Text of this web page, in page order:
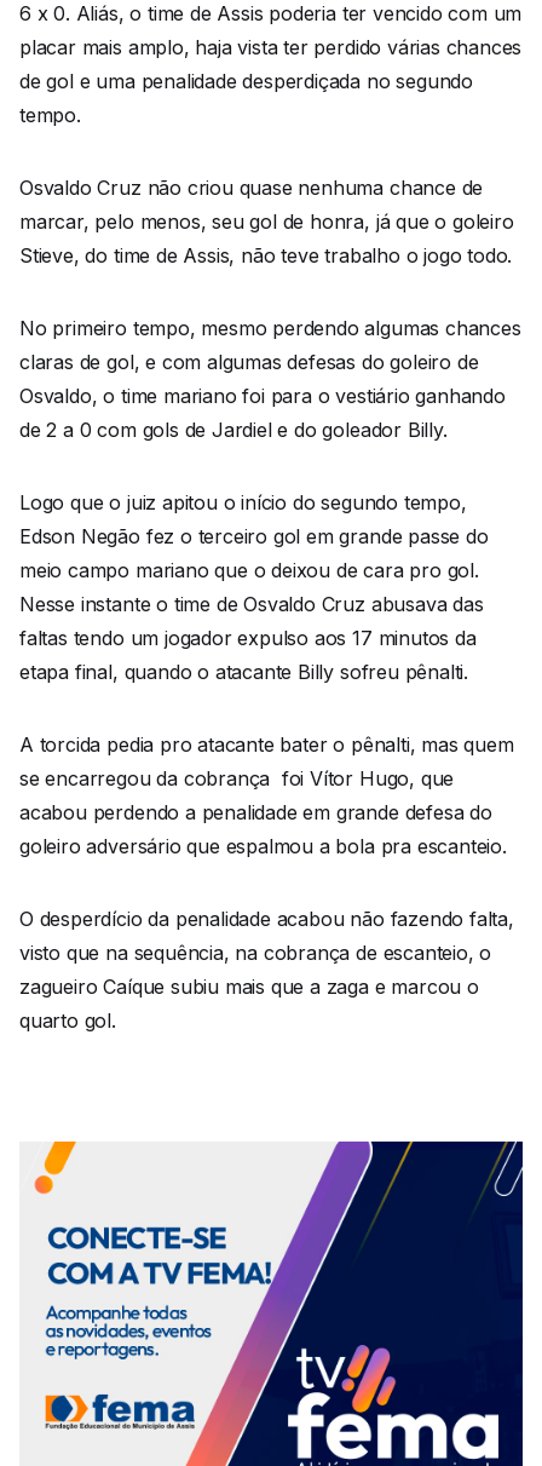
6 x 0. Aliás, o time de Assis poderia ter vencido com um
placar mais amplo, haja vista ter perdido várias chances
de gol e uma penalidade desperdiçada no segundo
tempo.
Osvaldo Cruz não criou quase nenhuma chance de
marcar, pelo menos, seu gol de honra, já que o goleiro
Stieve, do time de Assis, não teve trabalho o jogo todo.
No primeiro tempo, mesmo perdendo algumas chances
claras de gol, e com algumas defesas do goleiro de
Osvaldo, o time mariano foi para o vestiário ganhando
de 2 a 0 com gols de Jardiel e do goleador Billy.
Logo que o juiz apitou o início do segundo tempo,
Edson Negão fez o terceiro gol em grande passe do
meio campo mariano que o deixou de cara pro gol.
Nesse instante o time de Osvaldo Cruz abusava das
faltas tendo um jogador expulso aos 17 minutos da
etapa final, quando o atacante Billy sofreu pênalti.
A torcida pedia pro atacante bater o pênalti, mas quem
se encarregou da cobrança foi Vítor Hugo, que
acabou perdendo a penalidade em grande defesa do
goleiro adversário que espalmou a bola pra escanteio.
O desperdício da penalidade acabou não fazendo falta,
visto que na sequência, na cobrança de escanteio, o
zagueiro Caíque subiu mais que a zaga e marcou o
quarto gol.